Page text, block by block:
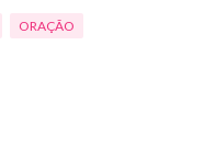
ORAÇÃO